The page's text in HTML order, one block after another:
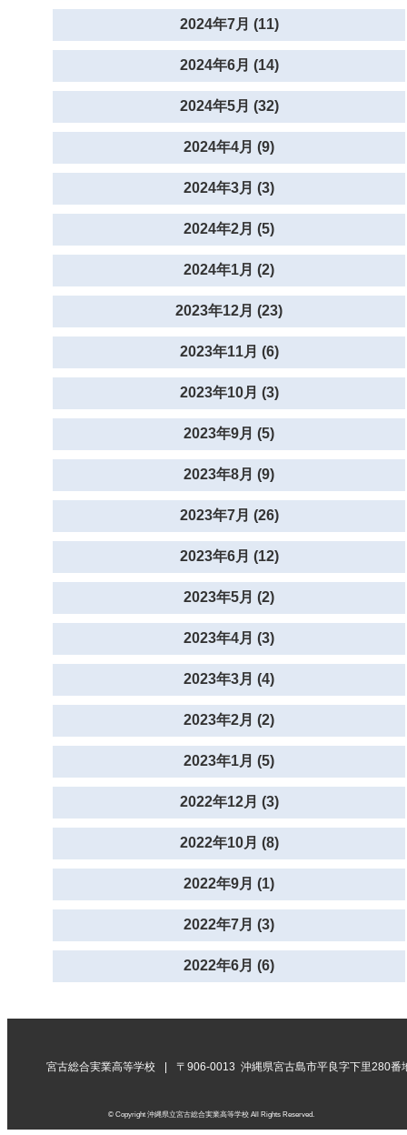
2024年7月 (11)
2024年6月 (14)
2024年5月 (32)
2024年4月 (9)
2024年3月 (3)
2024年2月 (5)
2024年1月 (2)
2023年12月 (23)
2023年11月 (6)
2023年10月 (3)
2023年9月 (5)
2023年8月 (9)
2023年7月 (26)
2023年6月 (12)
2023年5月 (2)
2023年4月 (3)
2023年3月 (4)
2023年2月 (2)
2023年1月 (5)
2022年12月 (3)
2022年10月 (8)
2022年9月 (1)
2022年7月 (3)
2022年6月 (6)
宮古総合実業高等学校 〒906-0013 沖縄県宮古島市平良字下里280番
© Copyright 沖縄県立宮古総合実業高等学校 All Rights Reserved.